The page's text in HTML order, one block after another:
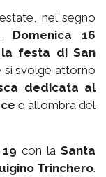
nel segno
Domenica 16
festa di San
si svolge attorno
dedicata al
e all’ombra del
con laSanta
Trinchero.